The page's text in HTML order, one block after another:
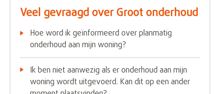
Veel gevraagd over Groot onderhoud
Hoe word ik geïnformeerd over planmatig
onderhoud aan mijn woning?
Ik ben niet aanwezig als er onderhoud aan mijn
woning wordt uitgevoerd. Kan dit op een ander